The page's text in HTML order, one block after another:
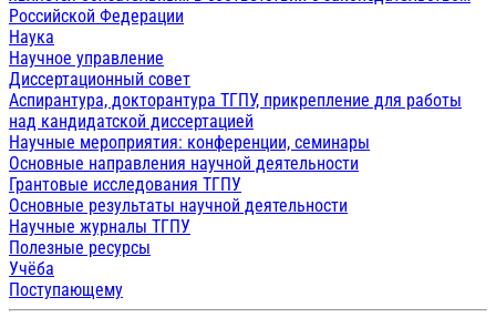
Российской Федерации
Наука
Научное управление
Диссертационный совет
Аспирантура, докторантура ТГПУ, прикрепление для работы
над кандидатской диссертацией
Научные мероприятия: конференции, семинары
Основные направления научной деятельности
Грантовые исследования ТГПУ
Основные результаты научной деятельности
Научные журналы ТГПУ
Полезные ресурсы
Учёба
Поступающему